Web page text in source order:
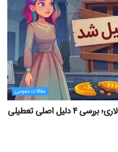
مقالات عمومی
پایان تلخ پروژه‌های میلیون دلاری؛ بررسی ۴ دلیل اصلی تعطیلی